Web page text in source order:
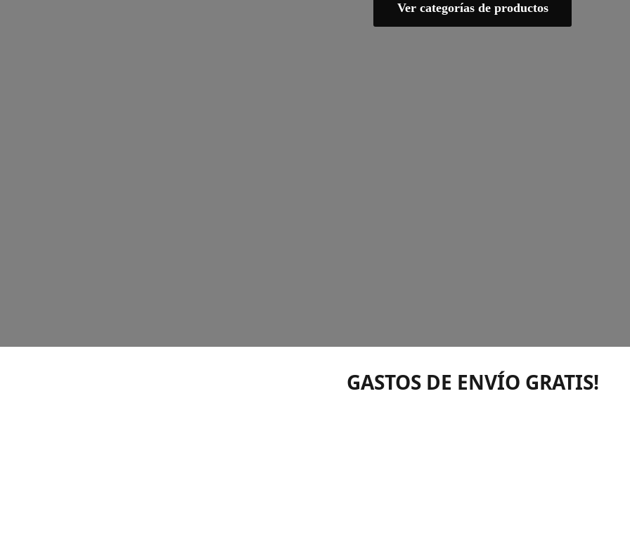
Ver categorías de productos
GASTOS DE ENVÍO GRATIS!